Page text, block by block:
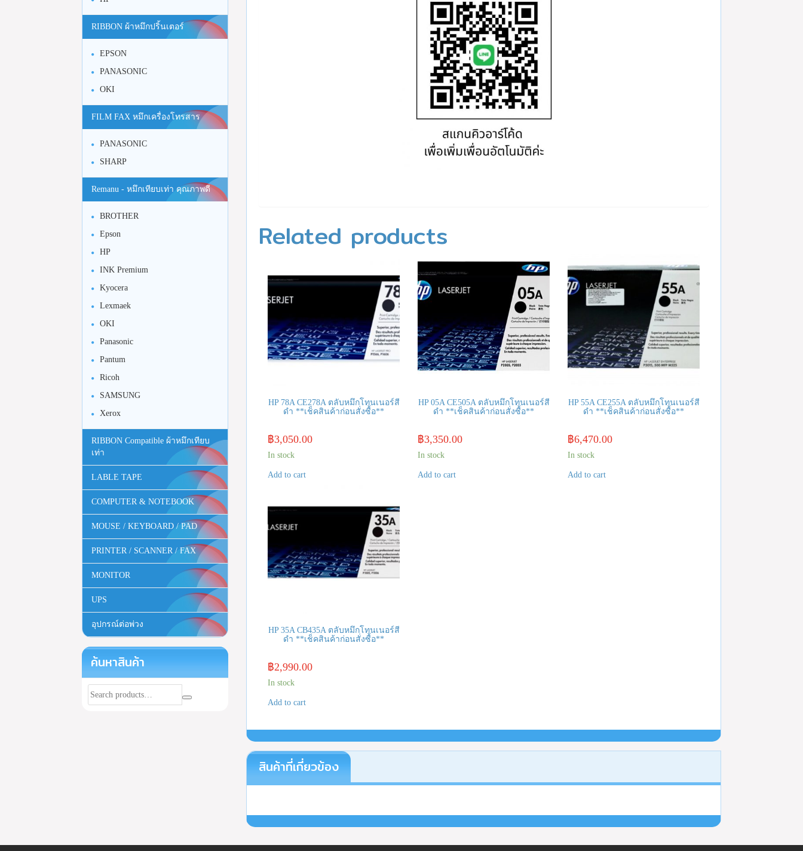
Related products
HP 78A CE278A ตลับหมึกโทนเนอร์สี
ดำ **เช็คสินค้าก่อนสั่งซื้อ**
฿3,050.00
In stock
Add to cart
HP 05A CE505A ตลับหมึกโทนเนอร์สี
ดำ **เช็คสินค้าก่อนสั่งซื้อ**
฿3,350.00
In stock
Add to cart
HP 55A CE255A ตลับหมึกโทนเนอร์สี
ดำ **เช็คสินค้าก่อนสั่งซื้อ**
฿6,470.00
In stock
Add to cart
HP 35A CB435A ตลับหมึกโทนเนอร์สี
ดำ **เช็คสินค้าก่อนสั่งซื้อ**
฿2,990.00
In stock
Add to cart
สินค้าที่เกี่ยวข้อง
RIBBON ผ้าหมึกปริ้นเตอร์
EPSON
PANASONIC
OKI
FILM FAX หมึกเครื่องโทรสาร
PANASONIC
SHARP
Remanu - หมึกเทียบเท่า คุณภาพดี
BROTHER
Epson
HP
INK Premium
Kyocera
Lexmaek
OKI
Panasonic
Pantum
Ricoh
SAMSUNG
Xerox
RIBBON Compatible ผ้าหมึกเทียบ
เท่า
LABLE TAPE
COMPUTER & NOTEBOOK
MOUSE / KEYBOARD / PAD
PRINTER / SCANNER / FAX
MONITOR
UPS
อุปกรณ์ต่อพ่วง
ค้นหาสินค้า